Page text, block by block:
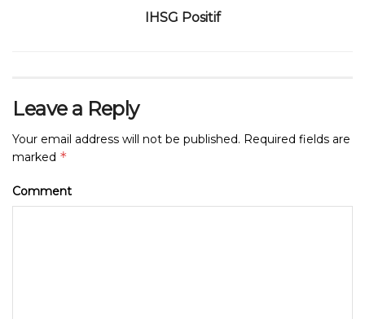
IHSG Positif
Leave a Reply
Your email address will not be published. Required fields are
marked *
Comment